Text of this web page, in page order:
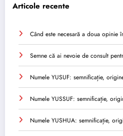
Articole recente
Când este necesară a doua opinie
Semne că ai nevoie de consult
Numele YUSUF: semnificație,
Numele YUSSUF: semnificație,
Numele YUSHUA: semnificație,